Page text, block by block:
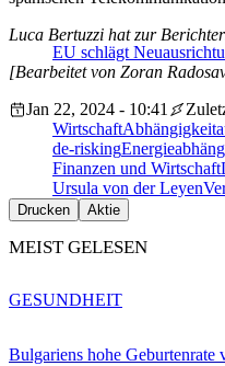
EU schlägt
Luca Bertuzzi hat zur
[Bearbeitet von Zoran
Jan 22, 2024 - 10:41
WirtschaftAbhängigkeit
de-risking
Finanzen und Wirtschaft
Ursula von der Leyen
Drucken Aktie
MEIST GELESEN
Bulgariens hohe Geburtenrate
GESUNDHEIT